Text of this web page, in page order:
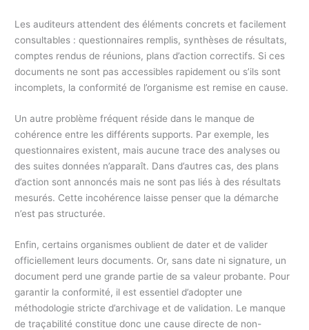
Les auditeurs attendent des éléments concrets et facilement
consultables : questionnaires remplis, synthèses de résultats,
comptes rendus de réunions, plans d’action correctifs. Si ces
documents ne sont pas accessibles rapidement ou s’ils sont
incomplets, la conformité de l’organisme est remise en cause.
Un autre problème fréquent réside dans le manque de
cohérence entre les différents supports. Par exemple, les
questionnaires existent, mais aucune trace des analyses ou
des suites données n’apparaît. Dans d’autres cas, des plans
d’action sont annoncés mais ne sont pas liés à des résultats
mesurés. Cette incohérence laisse penser que la démarche
n’est pas structurée.
Enfin, certains organismes oublient de dater et de valider
officiellement leurs documents. Or, sans date ni signature, un
document perd une grande partie de sa valeur probante. Pour
garantir la conformité, il est essentiel d’adopter une
méthodologie stricte d’archivage et de validation. Le manque
de traçabilité constitue donc une cause directe de non-